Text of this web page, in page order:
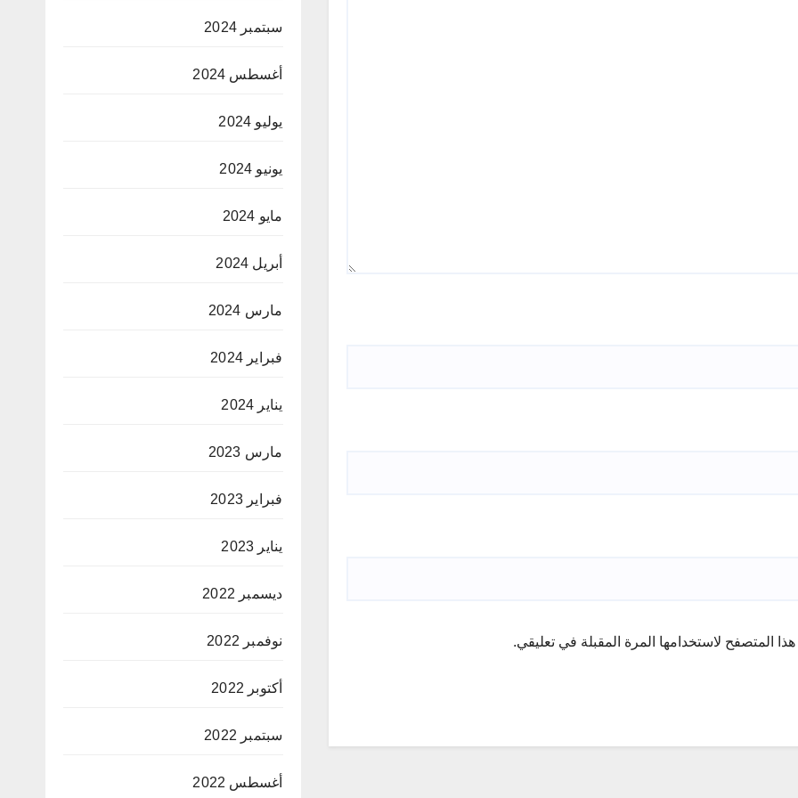
المتصفح لاستخدامها المرة المقبلة في تعليقي.
سبتمبر 2024
أغسطس 2024
يوليو 2024
يونيو 2024
مايو 2024
أبريل 2024
مارس 2024
فبراير 2024
يناير 2024
مارس 2023
فبراير 2023
يناير 2023
ديسمبر 2022
نوفمبر 2022
أكتوبر 2022
سبتمبر 2022
أغسطس 2022